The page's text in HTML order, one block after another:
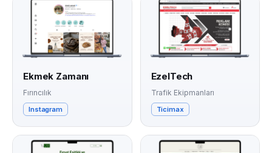
Ekmek Zamanı
Fırıncılık
Instagram
EzelTech
Trafik Ekipmanları
Ticimax